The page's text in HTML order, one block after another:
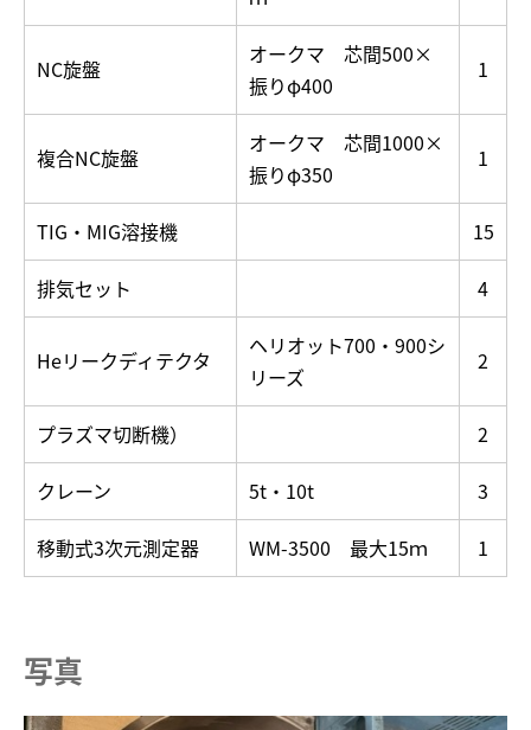
NC旋盤
オークマ 芯間500×
振りφ400
1
複合NC旋盤
オークマ 芯間1000×
振りφ350
1
TIG・MIG溶接機
15
排気セット
4
Heリークディテクタ
ヘリオット700・900シ
リーズ
2
プラズマ切断機）
2
クレーン
5t・10t
3
移動式3次元測定器
WM-3500 最大15ｍ 1
写真